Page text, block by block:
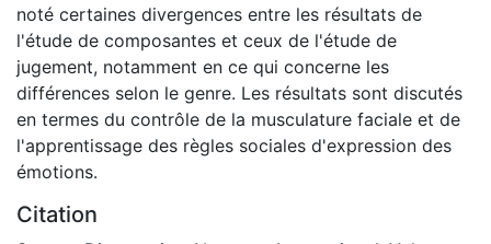
noté certaines divergences entre les résultats de
l'étude de composantes et ceux de l'étude de
jugement, notamment en ce qui concerne les
différences selon le genre. Les résultats sont discutés
en termes du contrôle de la musculature faciale et de
l'apprentissage des règles sociales d'expression des
émotions.
Citation